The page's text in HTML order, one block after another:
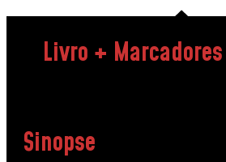
Livro +
Sinopse